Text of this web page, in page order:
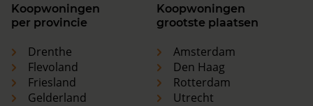
Koopwoningen
per provincie
Drenthe
Flevoland
Friesland
Gelderland
Koopwoningen
grootste plaatsen
Amsterdam
Den Haag
Rotterdam
Utrecht